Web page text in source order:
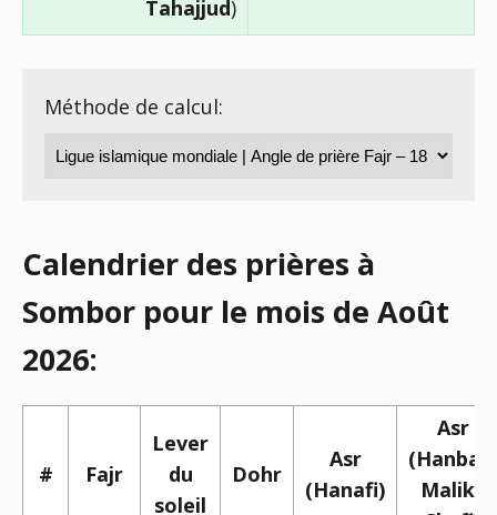
Tahajjud)
Méthode de calcul:
Calendrier des prières à
Sombor pour le mois de Août
2026:
# Fajr
Lever
du
soleil
Dohr
Asr
(Hanafi)
Asr
(Hanbali,
Maliki,